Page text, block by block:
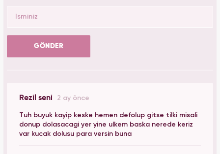
GÖNDER
Rezil seni 2 ay önce
Tuh buyuk kayip keske hemen defolup gitse tilki misali
donup dolasacagi yer yine ulkem baska nerede keriz
var kucak dolusu para versin buna